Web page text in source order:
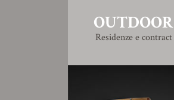
OUTDOOR
Residenze e contract